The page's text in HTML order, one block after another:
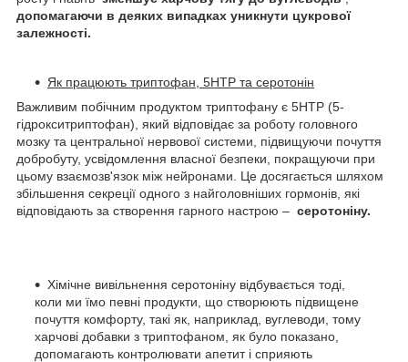
допомагаючи в деяких випадках уникнути цукрової
залежності.
Як працюють триптофан, 5HTP та серотонін
Важливим побічним продуктом триптофану є 5HTP (5-
гідрокситриптофан), який відповідає за роботу головного
мозку та центральної нервової системи, підвищуючи почуття
добробуту, усвідомлення власної безпеки, покращуючи при
цьому взаємозв'язок між нейронами. Це досягається шляхом
збільшення секреції одного з найголовніших гормонів, які
відповідають за створення гарного настрою – серотоніну.
Хімічне вивільнення серотоніну відбувається тоді,
коли ми їмо певні продукти, що створюють підвищене
почуття комфорту, такі як, наприклад, вуглеводи, тому
харчові добавки з триптофаном, як було показано,
допомагають контролювати апетит і сприяють